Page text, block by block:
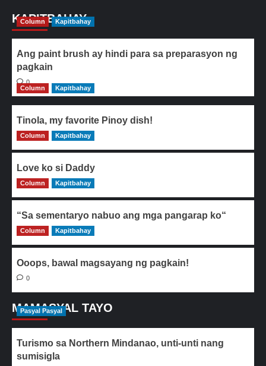
KAPITBAHAY
Column Kapitbahay
Ang paint brush ay hindi para sa preparasyon ng
pagkain
0
Column
Kapitbahay
Tinola, my favorite Pinoy dish!
0
Column Kapitbahay
Love ko si Daddy
0
Column Kapitbahay
“Sa sementaryo nabuo ang mga pangarap ko“
0
Column Kapitbahay
Ooops, bawal magsayang ng pagkain!
0
MAMASYAL TAYO
Pasyal Pasyal
Turismo sa Northern Mindanao, unti-unti nang
sumisigla